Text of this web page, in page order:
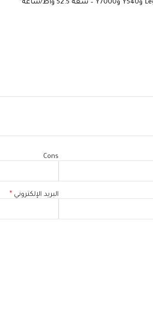
Cons
البريد الإلكتروني *